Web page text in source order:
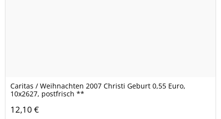
Caritas / Weihnachten 2007 Christi Geburt 0,55 Euro,
10x2627, postfrisch **
12,10 €